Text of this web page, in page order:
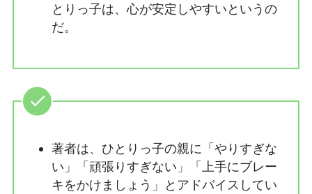
とりっ子は、心が安定しやすいというの
だ。
著者は、ひとりっ子の親に「やりすぎな
い」「頑張りすぎない」「上手にブレー
キをかけましょう」とアドバイスしてい